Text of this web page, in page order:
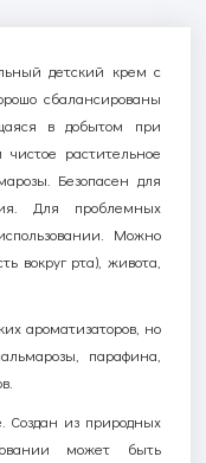
детский крем с
сбалансированы
в добытом при
растительное
Безопасен для
Для проблемных
Можно
вокруг рта), живота,
ароматизаторов, но
парафина,
Создан из природных
может быть